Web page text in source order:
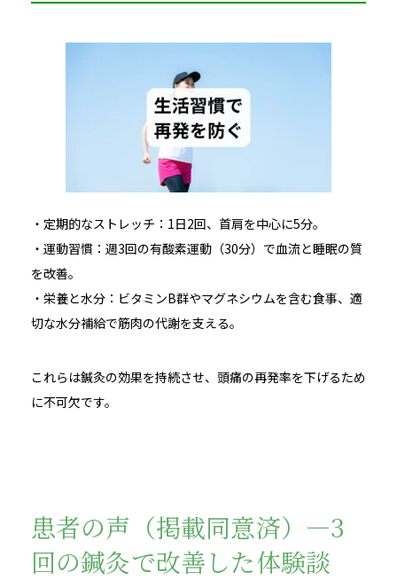
・定期的なストレッチ：1日2回、首肩を中心に5分。
・運動習慣：週3回の有酸素運動（30分）で血流と睡眠の質
を改善。
・栄養と水分：ビタミンB群やマグネシウムを含む食事、適
切な水分補給で筋肉の代謝を支える。
これらは鍼灸の効果を持続させ、頭痛の再発率を下げるため
に不可欠です。
患者の声（掲載同意済）—3
回の鍼灸で改善した体験談